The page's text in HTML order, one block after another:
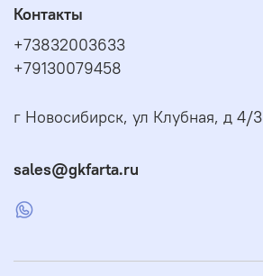
Контакты
+73832003633
+79130079458
г Новосибирск, ул Клубная, д 4/3
sales@gkfarta.ru